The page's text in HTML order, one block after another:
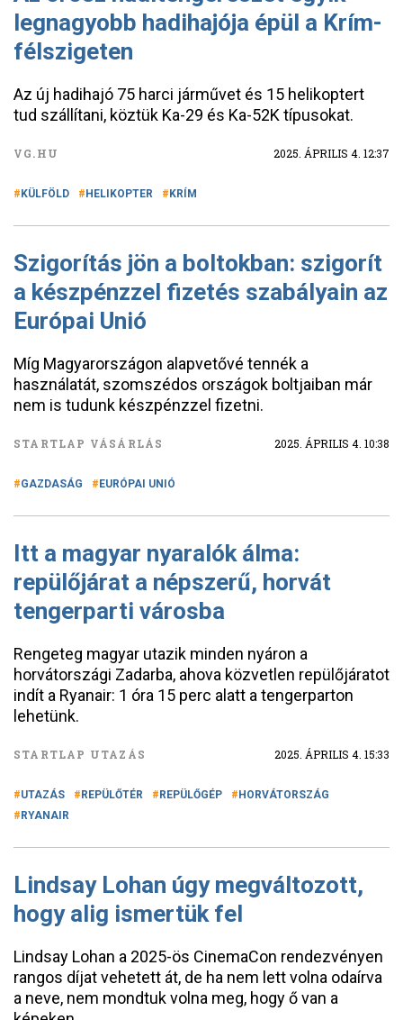
legnagyobb hadihajója épül a Krím-
félszigeten
Az új hadihajó 75 harci járművet és 15 helikoptert
tud szállítani, köztük Ka-29 és Ka-52K típusokat.
VG.HU 2025. ÁPRILIS 4. 12:37
KÜLFÖLD HELIKOPTER KRÍM
Szigorítás jön a boltokban: szigorít
a készpénzzel fizetés szabályain az
Európai Unió
Míg Magyarországon alapvetővé tennék a
használatát, szomszédos országok boltjaiban már
nem is tudunk készpénzzel fizetni.
STARTLAP VÁSÁRLÁS 2025. ÁPRILIS 4. 10:38
GAZDASÁG EURÓPAI UNIÓ
Itt a magyar nyaralók álma:
repülőjárat a népszerű, horvát
tengerparti városba
Rengeteg magyar utazik minden nyáron a
horvátországi Zadarba, ahova közvetlen repülőjáratot
indít a Ryanair: 1 óra 15 perc alatt a tengerparton
lehetünk.
STARTLAP UTAZÁS 2025. ÁPRILIS 4. 15:33
UTAZÁS REPÜLŐTÉR REPÜLŐGÉP
HORVÁTORSZÁG
RYANAIR
Lindsay Lohan úgy megváltozott,
hogy alig ismertük fel
​Lindsay Lohan a 2025-ös CinemaCon rendezvényen
rangos díjat vehetett át, de ha nem lett volna odaírva
a neve, nem mondtuk volna meg, hogy ő van a